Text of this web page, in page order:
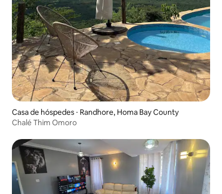
Casa de hóspedes ⋅ Randhore, Homa Bay County
Chalé Thim Omoro